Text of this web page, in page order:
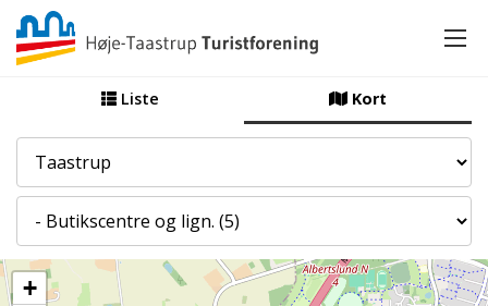
Liste Kort
+